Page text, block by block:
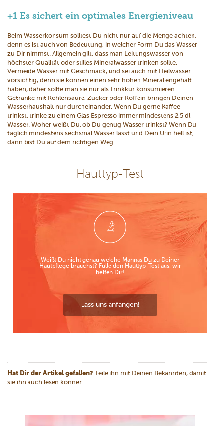
+1 Es sichert ein optimales Energieniveau
Beim Wasserkonsum solltest Du nicht nur auf die Menge achten,
denn es ist auch von Bedeutung, in welcher Form Du das Wasser
zu Dir nimmst. Allgemein gilt, dass man Leitungswasser von
höchster Qualität oder stilles Mineralwasser trinken sollte.
Vermeide Wasser mit Geschmack, und sei auch mit Heilwasser
vorsichtig, denn sie können einen sehr hohen Mineraliengehalt
haben, daher sollte man sie nur als Trinkkur konsumieren.
Getränke mit Kohlensäure, Zucker oder Koffein bringen Deinen
Wasserhaushalt nur durcheinander. Wenn Du gerne Kaffee
trinkst, trinke zu einem Glas Espresso immer mindestens 2,5 dl
Wasser. Woher weißt Du, ob Du genug Wasser trinkst? Wenn Du
täglich mindestens sechsmal Wasser lässt und Dein Urin hell ist,
dann bist Du auf dem richtigen Weg.
Hauttyp-Test
Weißt Du nicht genau welche Mannas Du zu Deiner
Hautpflege brauchst? Fülle den Hauttyp-Test aus, wir
helfen Dir!
Lass uns anfangen!
Hat Dir der Artikel gefallen? Teile ihn mit Deinen Bekannten, damit
sie ihn auch lesen können